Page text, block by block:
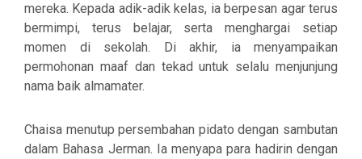
mereka. Kepada adik-adik kelas, ia berpesan agar terus
bermimpi, terus belajar, serta menghargai setiap
momen di sekolah. Di akhir, ia menyampaikan
permohonan maaf dan tekad untuk selalu menjunjung
nama baik almamater.
Chaisa menutup persembahan pidato dengan sambutan
dalam Bahasa Jerman. Ia menyapa para hadirin dengan